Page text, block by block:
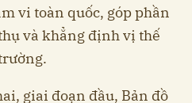
vi toàn quốc, góp phần
và khẳng định vị thế
giai đoạn đầu, Bản đồ